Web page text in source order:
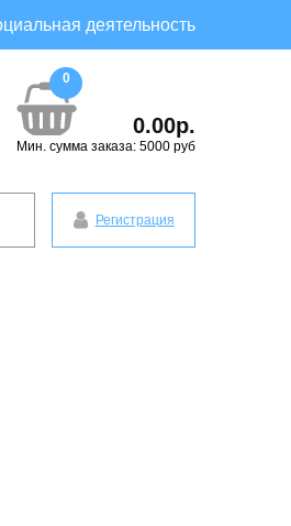
деятельность
0
0.00р.
Мин. сумма заказа: 5000 руб
Регистрация